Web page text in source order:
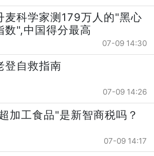
麦科学家测179万人的"黑心
数",中国得分最高
07-09 14:30
登自救指南
07-09 14:26
加工食品"是新智商税吗？
07-09 14:17